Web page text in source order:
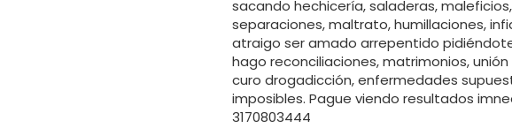
sacando hechicería, saladeras,
separaciones, maltrato, humillaciones,
atraigo ser amado arrepentido
hago reconciliaciones, matrimonios,
curo drogadicción, enfermedades
imposibles. Pague viendo resultados
3170803444